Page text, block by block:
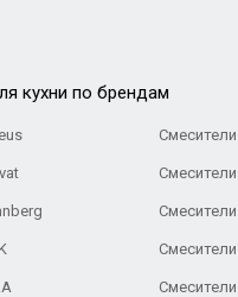
кухни по брендам
Смесители